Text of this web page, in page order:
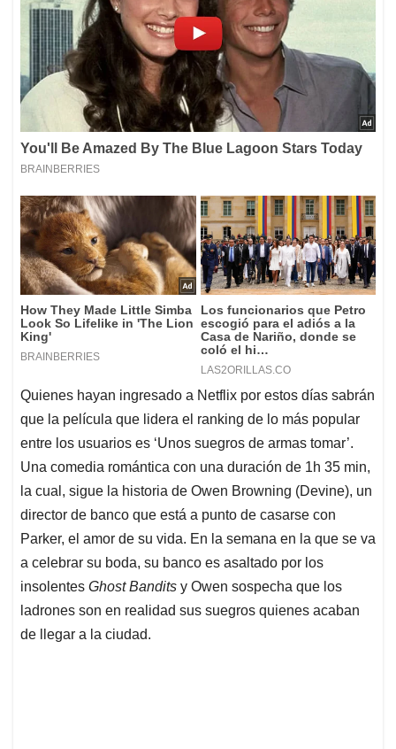
Quienes hayan ingresado a Netflix por estos días sabrán
que la película que lidera el ranking de lo más popular
entre los usuarios es ‘Unos suegros de armas tomar’.
Una comedia romántica con una duración de 1h 35 min,
la cual, sigue la historia de Owen Browning (Devine), un
director de banco que está a punto de casarse con
Parker, el amor de su vida. En la semana en la que se va
a celebrar su boda, su banco es asaltado por los
insolentes Ghost Bandits y Owen sospecha que los
ladrones son en realidad sus suegros quienes acaban
de llegar a la ciudad.